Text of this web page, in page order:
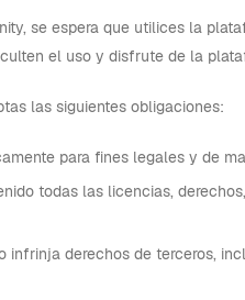
se espera que utilices la
el uso y disfrute de la
las siguientes obligaciones:
para fines legales y de
todas las licencias,
infrinja derechos de terceros,